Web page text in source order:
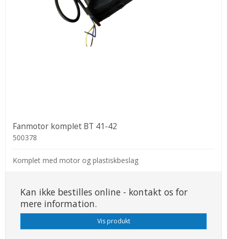
Fanmotor komplet BT 41-42
500378
Komplet med motor og plastiskbeslag
Kan ikke bestilles online - kontakt os for
mere information.
Vis produkt